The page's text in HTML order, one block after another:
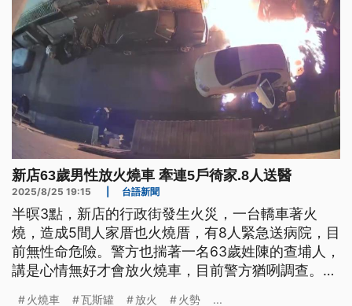
新店63歲男性放火燒車 牽連5戶徛家.8人送醫
2025/8/25 19:15 台語新聞
半暝3點，新店的行政街發生火災，一台轎車著火
燒，造成5間人家厝也火燒厝，有8人緊急送病院，目
前無性命危險。警方也揣著一名63歲姓陳的查埔人，
講是心情無好才會放火燒車，目前警方猶咧調查。
火燒車 瓦斯罐 放火 火勢 ...